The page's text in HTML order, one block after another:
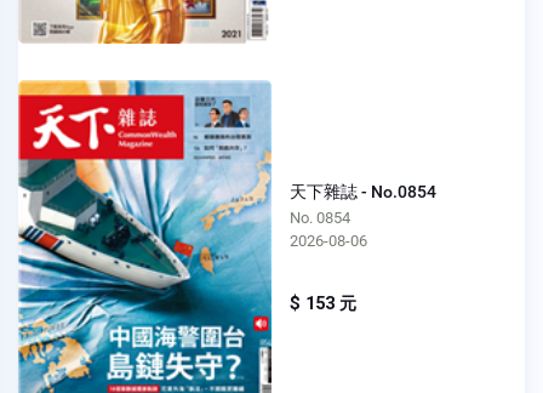
天下雜誌 - No.0854
No. 0854
2026-08-06
$ 153 元